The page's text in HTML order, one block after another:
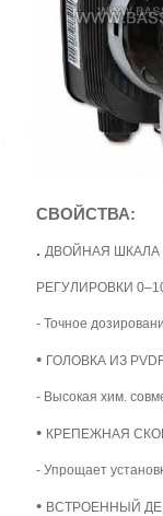
СВОЙСТВА:
. ДВОЙНАЯ ШКАЛА
РЕГУЛИРОВКИ
- Точное
• ГОЛОВКА ИЗ
- Высокая хим.
• КРЕПЕЖНАЯ
- Упрощает
• ВСТРОЕННЫЙ